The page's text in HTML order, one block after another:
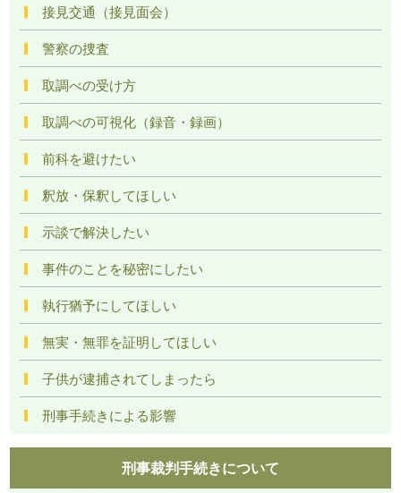
接見交通（接見面会）
警察の捜査
取調べの受け方
取調べの可視化（録音・録画）
前科を避けたい
釈放・保釈してほしい
示談で解決したい
事件のことを秘密にしたい
執行猶予にしてほしい
無実・無罪を証明してほしい
子供が逮捕されてしまったら
刑事手続きによる影響
刑事裁判手続きについて